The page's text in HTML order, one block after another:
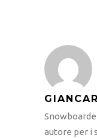
autore per i